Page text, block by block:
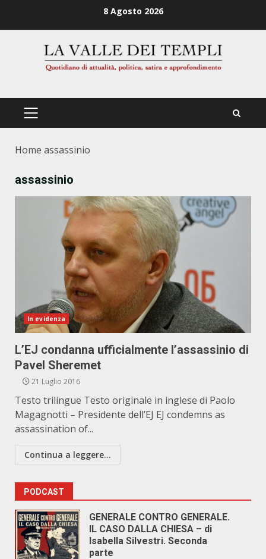
8 Agosto 2026
PRIMÄRES
Home assassinio
assassinio
In evidenza
L’EJ condanna ufficialmente l’assassinio di
Pavel Sheremet
21 Luglio 2016
Testo trilingue Testo originale in inglese di Paolo
Magagnotti – Presidente dell’EJ EJ condemns as
assassination of...
Continua a leggere...
PODCAST
GENERALE CONTRO GENERALE.
IL CASO DALLA CHIESA – di
Isabella Silvestri. Seconda
parte